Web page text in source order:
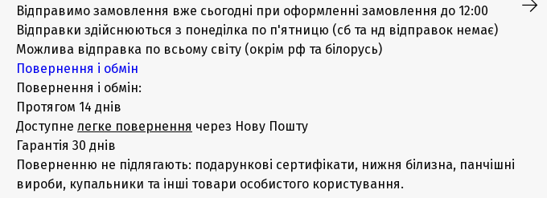
Відправимо замовлення вже сьогодні при оформленні замовлення до 12:00
Відправки здійснюються з понеділка по п'ятницю (сб та нд відправок немає)
Можлива відправка по всьому світу (окрім рф та білорусь)
Повернення і обмін
Повернення і обмін:
Протягом 14 днів
Доступне легке повернення через Нову Пошту
Гарантія 30 днів
Поверненню не підлягають: подарункові сертифікати, нижня білизна, панчішні
вироби, купальники та інші товари особистого користування.